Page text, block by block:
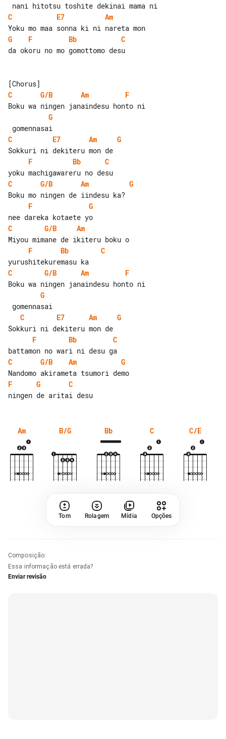
C
E7
Am
G
F Bb
C
da okoru no mo gomottomo desu
C
G/B Am
F
G
C
E7 Am
G
F
Bb
C
C
G/B Am
G
F
G
C
G/B
Am
F
Bb
C
C
G/B Am
F
G
C
E7 Am
G
F
Bb
C
C
G/B Am
G
F
G
C
Am B/G Bb C C/E
Tom Rolagem Mídia Opções
Composição:
Essa informação está errada?
Enviar revisão